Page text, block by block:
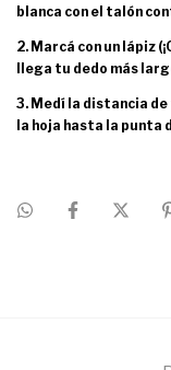
blanca con el talón
2. Marcá con un lápiz
llega tu dedo más
3. Medí la distancia de
la hoja hasta la punta